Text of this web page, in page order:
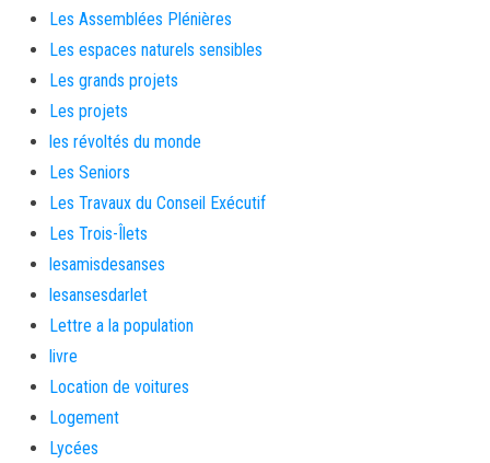
Les Assemblées Plénières
Les espaces naturels sensibles
Les grands projets
Les projets
les révoltés du monde
Les Seniors
Les Travaux du Conseil Exécutif
Les Trois-Îlets
lesamisdesanses
lesansesdarlet
Lettre a la population
livre
Location de voitures
Logement
Lycées